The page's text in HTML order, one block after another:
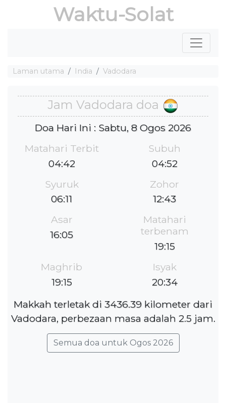
Waktu-Solat
Laman utama India Vadodara
Jam Vadodara doa
Doa Hari Ini : Sabtu, 8 Ogos 2026
Matahari Terbit
04:42
Subuh
04:52
Syuruk
06:11
Zohor
12:43
Asar
16:05
Matahari
terbenam
19:15
Maghrib
19:15
Isyak
20:34
Makkah terletak di 3436.39 kilometer dari
Vadodara, perbezaan masa adalah 2.5 jam.
Semua doa untuk Ogos 2026